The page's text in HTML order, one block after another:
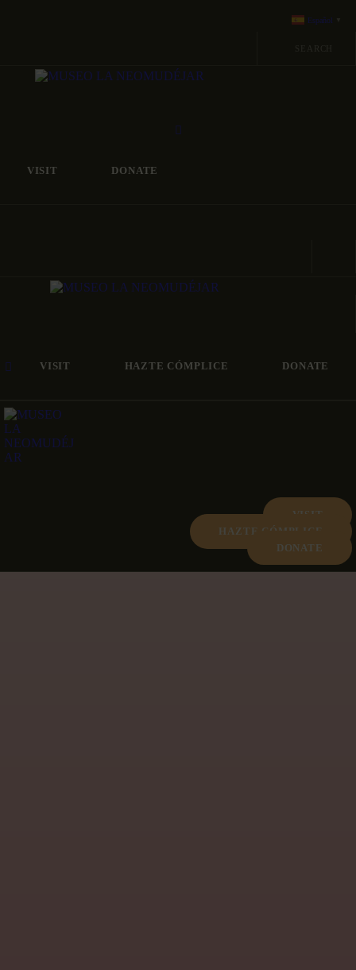
MIÉRCOLES A DOMINGOS DE 11:00-15:00 Y 17:00-21:00
VISIT DONATE
VISIT HAZTE CÓMPLICE DONATE
VISIT
HAZTE CÓMPLICE
DONATE
PROGRAMACION
Español